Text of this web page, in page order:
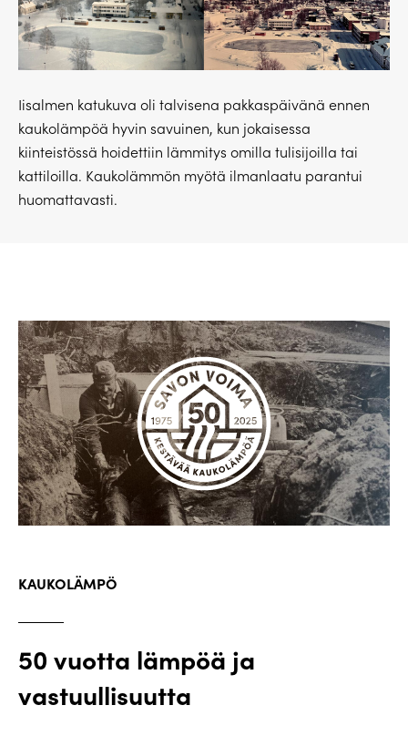
Iisalmen katukuva oli talvisena pakkaspäivänä ennen
kaukolämpöä hyvin savuinen, kun jokaisessa
kiinteistössä hoidettiin lämmitys omilla tulisijoilla tai
kattiloilla. Kaukolämmön myötä ilmanlaatu parantui
huomattavasti.
KAUKOLÄMPÖ
50 vuotta lämpöä ja
vastuullisuutta